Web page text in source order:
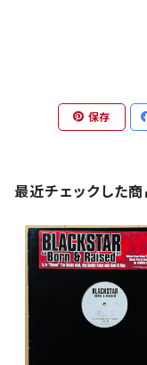
保存
最近チェックした商